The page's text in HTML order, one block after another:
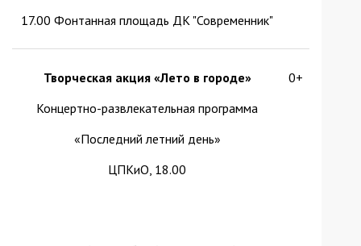
17.00 Фонтанная площадь ДК "Современник"
Творческая акция «Лето в городе»
Концертно-развлекательная программа
«Последний летний день»
ЦПКиО, 18.00
0+